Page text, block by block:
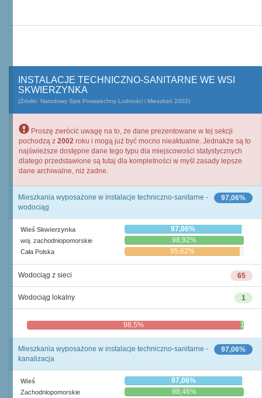
INSTALACJE TECHNICZNO-SANITARNE WE WSI
SKWIERZYNKA
(Źródło: Narodowy Spis Powszechny Ludności i Mieszkań 2002)
Proszę zwrócić uwagę na to, że dane prezentowane w tej sekcji
pochodzą z 2002 roku i mogą już być mocno nieaktualne. Jednakże są to
najświeższe dostępne dane tego typu dla miejscowości statystycznych
dlatego przedstawione są tutaj dla kompletności w myśl zasady lepsze
dane archiwalne, niż żadne.
97,06%
Mieszkania wyposażone w instalacje techniczno-sanitarne -
wodociąg
Wieś Skwierzynka 97,06%
woj. zachodniopomorskie 98,92%
Cała Polska 95,62%
65
Wodociąg z sieci
1
Wodociąg lokalny
98,5% 1,5%
97,06%
Mieszkania wyposażone w instalacje techniczno-sanitarne -
kanalizacja
Wieś 97,06%
Zachodniopomorskie 98,46%